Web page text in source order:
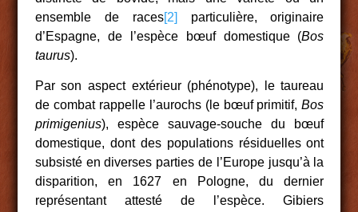
ensemble de races[2] particulière, originaire
d’Espagne, de l’espèce bœuf domestique (Bos
taurus).
Par son aspect extérieur (phénotype), le taureau
de combat rappelle l’aurochs (le bœuf primitif,Bos
primigenius), espèce sauvage-souche du bœuf
domestique, dont des populations résiduelles ont
subsisté en diverses parties de l’Europe jusqu’à la
disparition, en 1627 en Pologne, du dernier
représentant attesté de l’espèce. Gibiers